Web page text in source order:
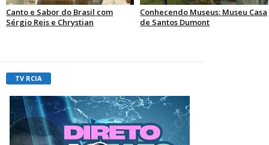
Canto e Sabor do Brasil com
Sérgio Reis e Chrystian
Conhecendo Museus: Museu Casa
de Santos Dumont
TV RCIA